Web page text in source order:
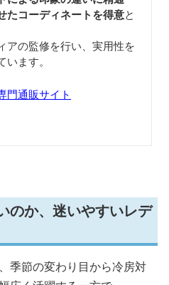
たコーディネートを得意と
アの監修を行い、実用性を
ます。
門通販サイト
のか、迷いやすいレデ
季節の変わり目から冷房対